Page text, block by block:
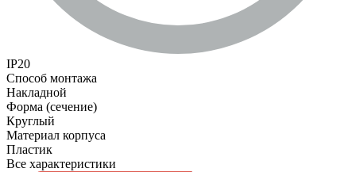
IP20
Способ монтажа
Накладной
Форма (сечение)
Круглый
Материал корпуса
Пластик
Все характеристики